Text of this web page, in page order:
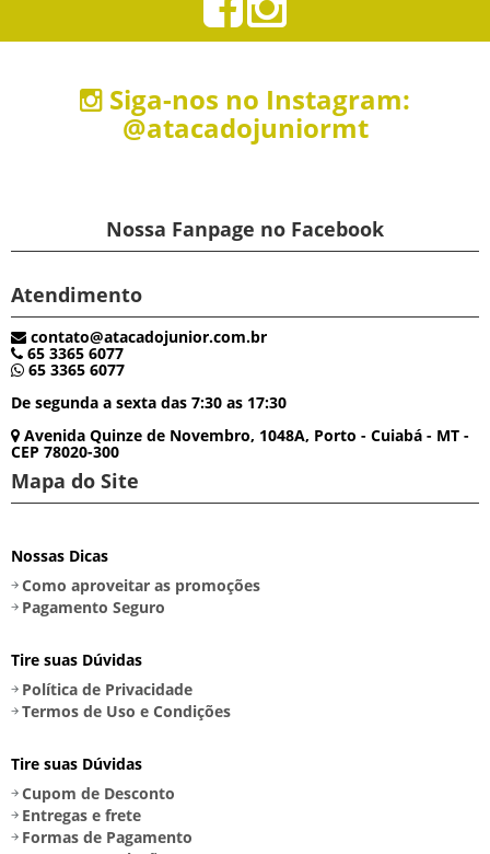
Siga-nos no Instagram:
@atacadojuniormt
Nossa Fanpage no Facebook
Atendimento
contato@atacadojunior.com.br
65 3365 6077
65 3365 6077
De segunda a sexta das 7:30 as 17:30
Avenida Quinze de Novembro, 1048A, Porto - Cuiabá - MT -
CEP 78020-300
Mapa do Site
Nossas Dicas
Como aproveitar as promoções
Pagamento Seguro
Tire suas Dúvidas
Política de Privacidade
Termos de Uso e Condições
Tire suas Dúvidas
Cupom de Desconto
Entregas e frete
Formas de Pagamento